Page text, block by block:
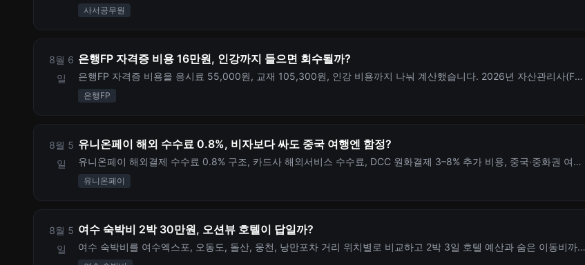
휴가비와 시험 준비 기회비용과 세전 연간 약 3,254만원 기준까지 정리했습니다.
사서공무원
8월 6
일
은행FP 자격증 비용 16만원, 인강까지 들으면 회수될까?
은행FP 자격증 비용을 응시료 55,000원, 교재 105,300원, 인강 비용까지 나눠 계산했습니다. 2026년 자산관리사(FP)
시험 일정과 재응시 비용도 정리했습니다.
은행FP
8월 5
일
유니온페이 해외 수수료 0.8%, 비자보다 싸도 중국 여행엔 함정?
유니온페이 해외결제 수수료 0.8% 구조, 카드사 해외서비스 수수료, DCC 원화결제 3–8% 추가 비용, 중국·중화권 여행
전 체크할 내용을 정리합니다.
유니온페이
8월 5
일
여수 숙박비 2박 30만원, 오션뷰 호텔이 답일까?
여수 숙박비를 여수엑스포, 오동도, 돌산, 웅천, 낭만포차 거리 위치별로 비교하고 2박 3일 호텔 예산과 숨은 이동비까지
계산합니다.